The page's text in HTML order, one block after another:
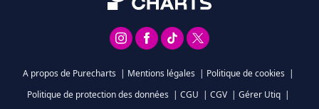
A propos de Purecharts | Mentions légales | Politique de cookies |
Politique de protection des données | CGU | CGV | Gérer Utiq |